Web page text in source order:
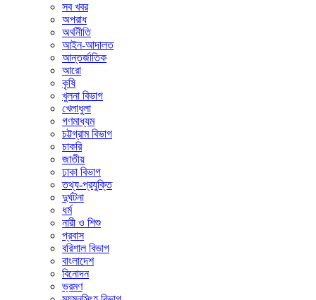
সব খবর
অপরাধ
অর্থনীতি
আইন-আদালত
আন্তর্জাতিক
আরো
কৃষি
খুলনা বিভাগ
খেলাধুলা
গণমাধ্যম
চট্টগ্রাম বিভাগ
চাকরি
জাতীয়
ঢাকা বিভাগ
তথ্য-প্রযুক্তি
দুর্ঘটনা
ধর্ম
নারী ও শিশু
প্রবাস
বরিশাল বিভাগ
বাংলাদেশ
বিনোদন
ভ্রমণ